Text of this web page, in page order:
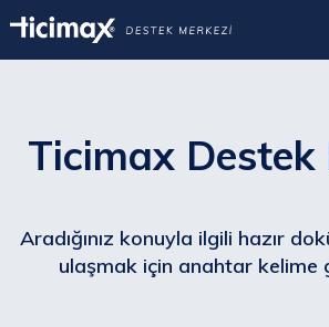
Ticimax Destek
Aradığınız konuyla ilgili hazır
ulaşmak için anahtar kelime